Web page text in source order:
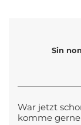
Sin
War jetzt
komme